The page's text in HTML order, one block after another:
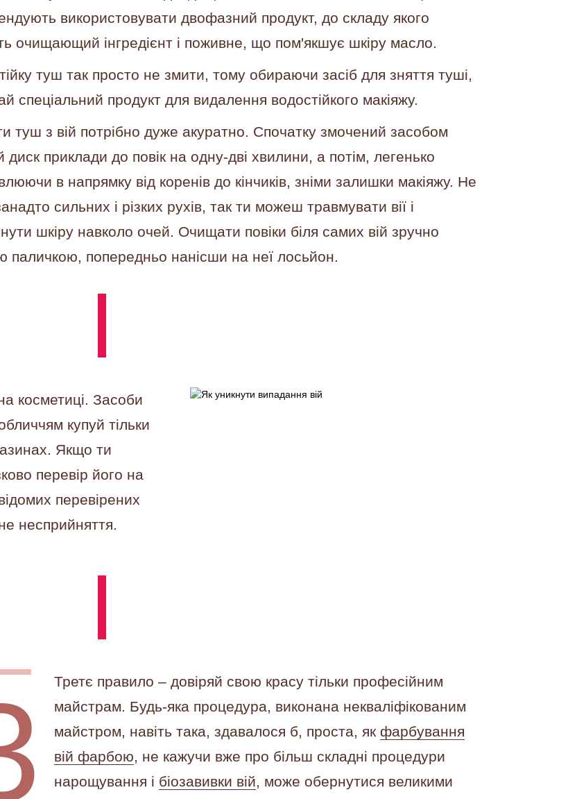
використовувати двофазний продукт, до складу якого
очищающий інгредієнт і поживне, що пом'якшує шкіру масло.
туш так просто не змити, тому обираючи засіб для зняття туші,
спеціальний продукт для видалення водостійкого макіяжу.
туш з вій потрібно дуже акуратно. Спочатку змочений засобом
диск приклади до повік на одну-дві хвилини, а потім, легенько
в напрямку від коренів до кінчиків, зніми залишки макіяжу. Не
сильних і різких рухів, так ти можеш травмувати вії і
шкіру навколо очей. Очищати повіки біля самих вій зручно
паличкою, попередньо нанісши на неї лосьйон.
косметиці. Засоби
купуй тільки
Якщо ти
перевір його на
перевірених
несприйняття.
Третє правило – довіряй свою красу тільки професійним
майстрам. Будь-яка процедура, виконана некваліфікованим
майстром, навіть така, здавалося б, проста, як фарбування
вій фарбою, не кажучи вже про більш складні процедури
нарощування і біозавивки вій, може обернутися великими